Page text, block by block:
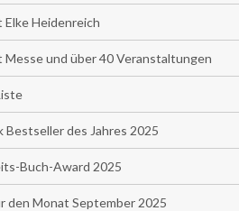
Heidenreich
und über 40 Veranstaltungen
des Jahres 2025
Buch-Award 2025
den Monat September 2025